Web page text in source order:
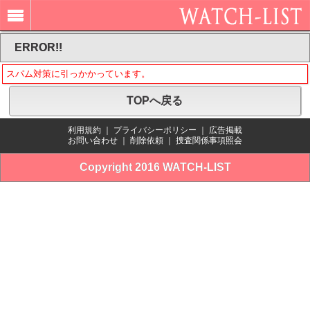
ERROR!!
スパム対策に引っかかっています。
TOPへ戻る
利用規約 プライバシーポリシー
広告掲載
お問い合わせ
削除依頼 捜査関係事項照会
Copyright 2016 WATCH-LIST